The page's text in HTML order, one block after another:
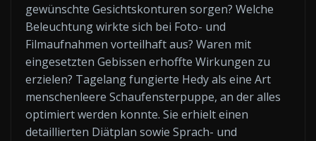
gewünschte Gesichtskonturen sorgen? Welche
Beleuchtung wirkte sich bei Foto- und
Filmaufnahmen vorteilhaft aus? Waren mit
eingesetzten Gebissen erhoffte Wirkungen zu
erzielen? Tagelang fungierte Hedy als eine Art
menschenleere Schaufensterpuppe, an der alles
optimiert werden konnte. Sie erhielt einen
detaillierten Diätplan sowie Sprach- und